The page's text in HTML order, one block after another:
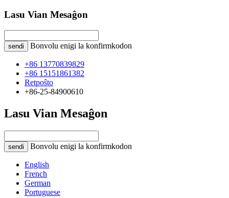
Lasu Vian Mesaĝon
sendi Bonvolu enigi la konfirmkodon
+86 13770839829
+86 15151861382
Retpoŝto
+86-25-84900610
Lasu Vian Mesaĝon
sendi Bonvolu enigi la konfirmkodon
English
French
German
Portuguese